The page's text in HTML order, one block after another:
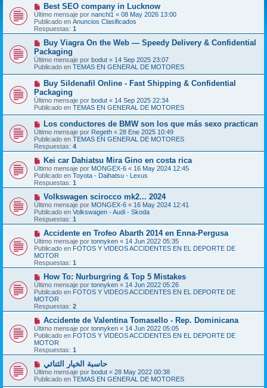
N
u
e
v
o
m
e
n
s
a
j
Best SEO company in Lucknow
Último mensaje por nanchi1 « 08 May 2026 13:00
Publicado en Anuncios Clasificados
Respuestas: 1
N
e
v
o
m
n
s
a
e
Buy Viagra On the Web — Speedy Delivery & Confidential
Packaging
Último mensaje por bodut « 14 Sep 2025 23:07
Publicado en TEMAS EN GENERAL DE MOTORES
N
e
v
o
m
n
s
a
j
Buy Sildenafil Online - Fast Shipping & Confidential
Packaging
Último mensaje por bodut « 14 Sep 2025 22:34
Publicado en TEMAS EN GENERAL DE MOTORES
N
u
e
v
o
m
e
n
s
a
e
Los conductores de BMW son los que más sexo practican
Último mensaje por Regeth « 28 Ene 2025 10:49
Publicado en TEMAS EN GENERAL DE MOTORES
Respuestas: 4
N
u
e
v
o
m
e
n
s
a
e
Kei car Dahiatsu Mira Gino en costa rica
Último mensaje por MONGEX-6 « 16 May 2024 12:45
Publicado en Toyota - Daihatsu - Lexus
Respuestas: 1
N
u
e
v
o
m
e
n
s
a
j
e
Volkswagen scirocco mk2... 2024
Último mensaje por MONGEX-6 « 16 May 2024 12:41
Publicado en Volkswagen - Audi - Skoda
Respuestas: 1
N
u
e
v
o
m
e
n
s
a
j
e
Accidente en Trofeo Abarth 2014 en Enna-Pergusa
Último mensaje por tonnyken « 14 Jun 2022 05:35
Publicado en FOTOS Y VIDEOS ACCIDENTES EN EL DEPORTE DE
MOTOR
Respuestas: 1
N
u
e
v
o
m
n
s
a
j
e
How To: Nurburgring & Top 5 Mistakes
Último mensaje por tonnyken « 14 Jun 2022 05:26
Publicado en FOTOS Y VIDEOS ACCIDENTES EN EL DEPORTE DE
MOTOR
Respuestas: 2
N
u
e
v
o
m
n
s
a
Accidente de Valentina Tomasello - Rep. Dominicana
Último mensaje por tonnyken « 14 Jun 2022 05:05
Publicado en FOTOS Y VIDEOS ACCIDENTES EN EL DEPORTE DE
MOTOR
Respuestas: 1
u
e
v
حاسبة الخيار الثنائي
Último mensaje por bodut « 28 May 2022 00:38
Publicado en TEMAS EN GENERAL DE MOTORES